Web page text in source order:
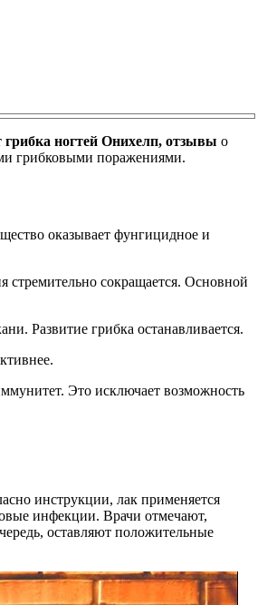
грибка ногтей Онихелп, отзывы о
грибковыми поражениями.
оказывает фунгицидное и
стремительно сокращается. Основной
Развитие грибка останавливается.
Это исключает возможность
инструкции, лак применяется
инфекции. Врачи отмечают,
оставляют положительные